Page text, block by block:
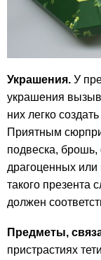
Украшения. У
украшения
них легко
Приятным
подвеска, брошь,
драгоценных
такого презента
должен
Предметы,
пристрастиях